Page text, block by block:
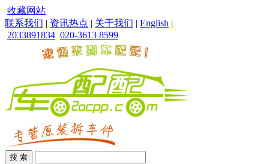
收藏网站
联系我们 | 资讯热点 | 关于我们 | English |
2033891834 020-3613 8599